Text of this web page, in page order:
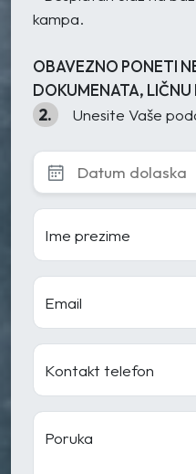
kampa.
OBAVEZNO PONETI
DOKUMENATA, LIČNU
2.
Unesite Vaše
Ime prezime
Email
Kontakt telefon
Poruka